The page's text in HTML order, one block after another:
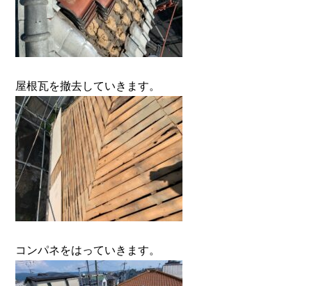
屋根瓦を撤去していきます。
コンパネをはっていきます。